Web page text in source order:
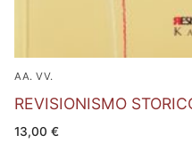
AA. VV.
REVISIONISMO
13,00 €